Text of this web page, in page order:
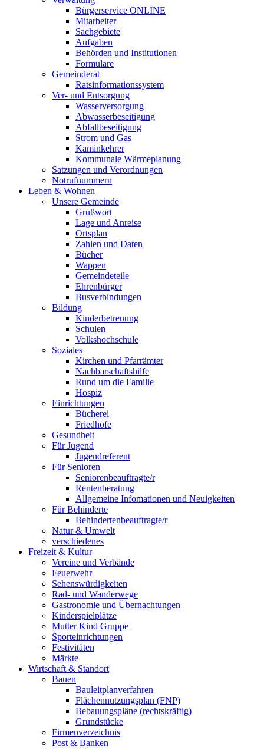
Bürgerservice ONLINE
Mitarbeiter
Sachgebiete
Aufgaben
Behörden und Institutionen
Formulare
Gemeinderat
Ratsinformationssystem
Ver- und Entsorgung
Wasserversorgung
Abwasserbeseitigung
Abfallbeseitigung
Strom und Gas
Kaminkehrer
Kommunale Wärmeplanung
Satzungen und Verordnungen
Notrufnummern
Leben & Wohnen
Unsere Gemeinde
Grußwort
Lage und Anreise
Ortsplan
Zahlen und Daten
Bücher
Wappen
Gemeindeteile
Ehrenbürger
Busverbindungen
Bildung
Kinderbetreuung
Schulen
Volkshochschule
Soziales
Kirchen und Pfarrämter
Nachbarschaftshilfe
Rund um die Familie
Hospiz
Einrichtungen
Bücherei
Friedhöfe
Gesundheit
Für Jugend
Jugendreferent
Für Senioren
Seniorenbeauftragte/r
Rentenberatung
Allgemeine Infomationen und Neuigkeiten
Für Behinderte
Behindertenbeauftragte/r
Natur & Umwelt
verschiedenes
Freizeit & Kultur
Vereine und Verbände
Feuerwehr
Sehenswürdigkeiten
Rad- und Wanderwege
Gastronomie und Übernachtungen
Kinderspielplätze
Mutter Kind Gruppe
Sporteinrichtungen
Festivitäten
Märkte
Wirtschaft & Standort
Bauen
Bauleitplanverfahren
Flächennutzungsplan (FNP)
Bebauungspläne (rechtskräftig)
Grundstücke
Firmenverzeichnis
Post & Banken